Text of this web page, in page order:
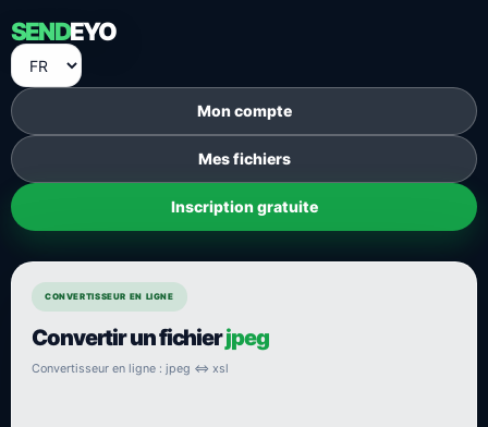
SENDEYO
Mon compte
Mes fichiers
Inscription gratuite
CONVERTISSEUR EN LIGNE
Convertir un fichierjpeg
Convertisseur en ligne : jpeg ⇔ xsl